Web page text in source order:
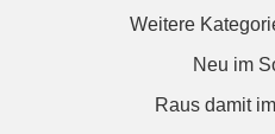
Weitere
Neu im
Raus damit